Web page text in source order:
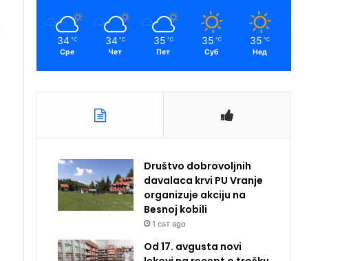
34 ℃
Сре
34 ℃
Чет
35 ℃
Пет
35 ℃
Суб
35 ℃
Нед
Društvo dobrovoljnih
davalaca krvi PU Vranje
organizuje akciju na
Besnoj kobili
1 сат ago
Od 17. avgusta novi